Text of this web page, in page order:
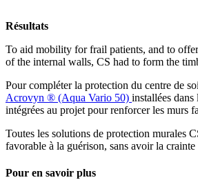
Résultats
To aid mobility for frail patients, and to
of the internal walls, CS had to form the
Pour compléter la protection du centre de
Acrovyn ® (Aqua Vario 50) installées dans
intégrées au projet pour renforcer les murs
Toutes les solutions de protection murales
favorable à la guérison, sans avoir la
Pour en savoir plus